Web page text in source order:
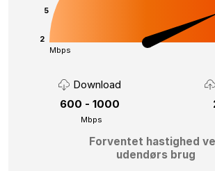
2
5
Mbps
Download
600 - 1000
Mbps
Forventet hastighed
udendørs brug